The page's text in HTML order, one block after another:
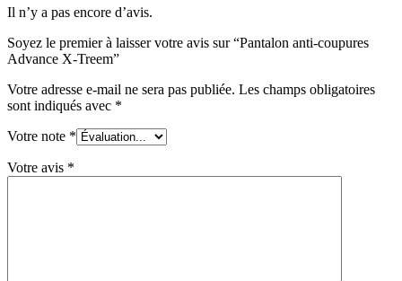
Il n’y a pas encore d’avis.
Soyez le premier à laisser votre avis sur “Pantalon anti-coupures
Advance X-Treem”
Votre adresse e-mail ne sera pas publiée. Les champs obligatoires
sont indiqués avec *
Votre note *
Votre avis *